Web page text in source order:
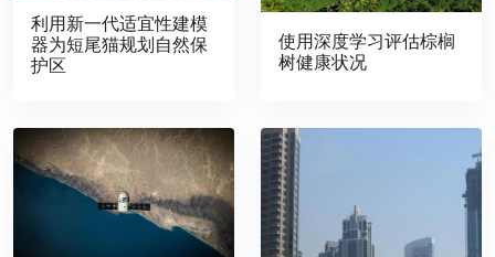
利用新一代适宜性建模
器为短尾猫规划自然保
护区
使用深度学习评估棕榈
树健康状况